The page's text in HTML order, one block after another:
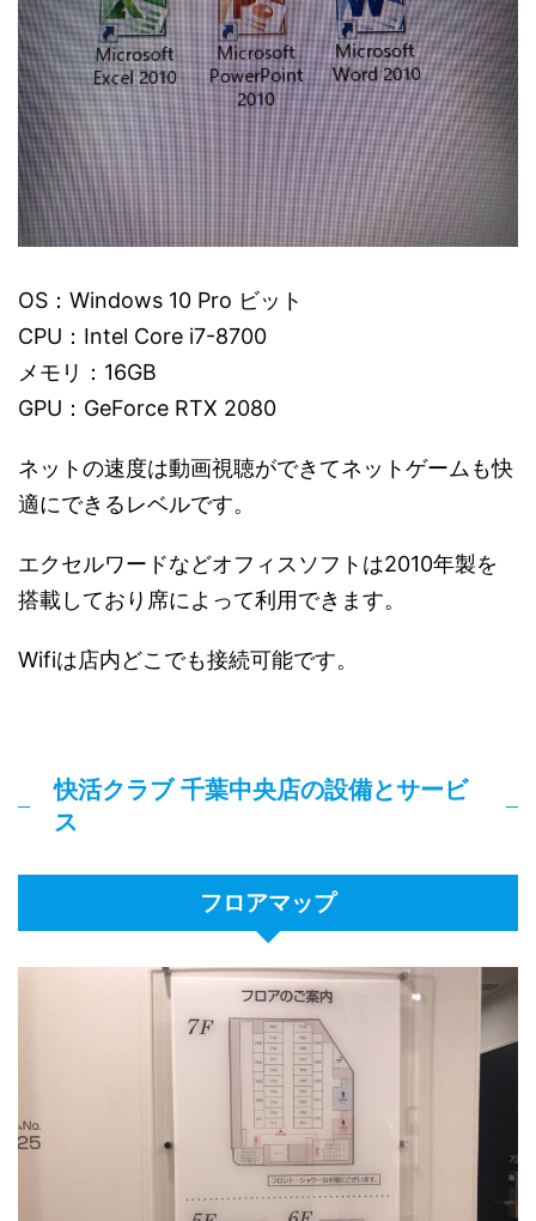
OS：Windows 10 Pro ビット
CPU：Intel Core i7-8700
メモリ：16GB
GPU：GeForce RTX 2080
ネットの速度は動画視聴ができてネットゲームも快
適にできるレベルです。
エクセルワードなどオフィスソフトは2010年製を
搭載しており席によって利用できます。
Wifiは店内どこでも接続可能です。
快活クラブ 千葉中央店の設備とサービ
ス
フロアマップ